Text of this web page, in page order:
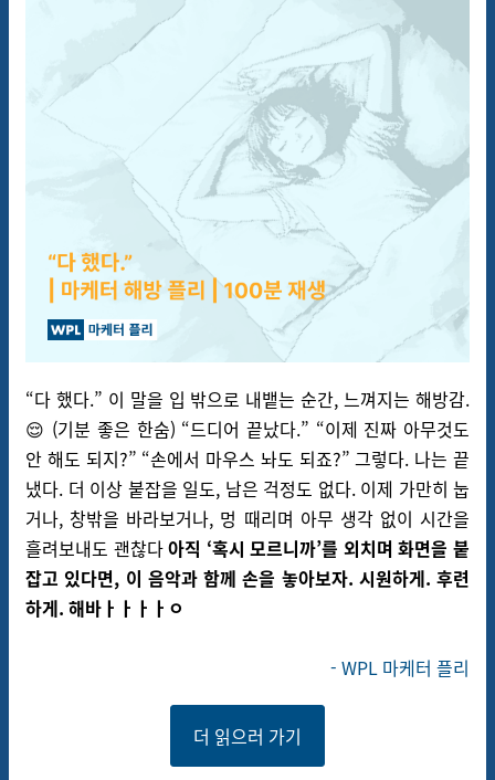
“다 했다.” 이 말을 입 밖으로 내뱉는 순간, 느껴지는 해방감.
😌 (기분 좋은 한숨) “드디어 끝났다.” “이제 진짜 아무것도
안 해도 되지?” “손에서 마우스 놔도 되죠?” 그렇다. 나는 끝
냈다. 더 이상 붙잡을 일도, 남은 걱정도 없다. 이제 가만히 눕
거나, 창밖을 바라보거나, 멍 때리며 아무 생각 없이 시간을
흘려보내도 괜찮다아직 ‘혹시 모르니까’를 외치며 화면을 붙
잡고 있다면, 이 음악과 함께 손을 놓아보자. 시원하게. 후련
하게. 해바ㅏㅏㅏㅏㅇ
- WPL 마케터 플리
더 읽으러 가기